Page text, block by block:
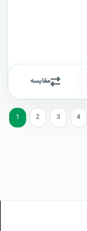
مقایسه
1 2 3 4